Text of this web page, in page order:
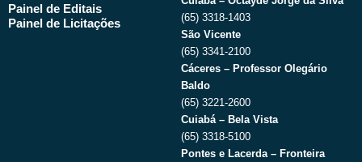
Painel de Editais
Painel de Licitações
(65) 3318-1403
São Vicente
(65) 3341-2100
Cáceres – Professor Olegário
Baldo
(65) 3221-2600
Cuiabá – Bela Vista
(65) 3318-5100
Pontes e Lacerda – Fronteira